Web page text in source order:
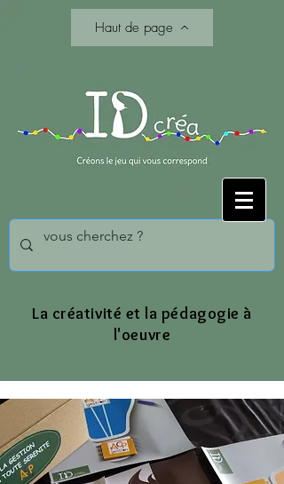
Haut de page
La créativité et la pédagogie à
l'oeuvre